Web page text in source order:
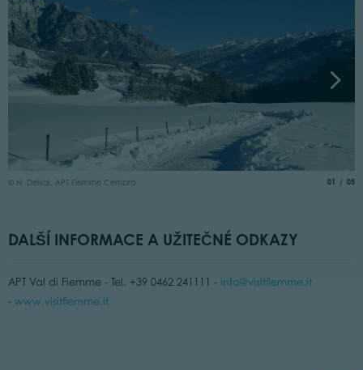
© N. Delvai, APT Fiemme Cembra 01 of
05
DALŠÍ INFORMACE A UŽITEČNÉ ODKAZY
APT Val di Fiemme - Tel. +39 0462 241111 - info@visitfiemme.it
- www.visitfiemme.it